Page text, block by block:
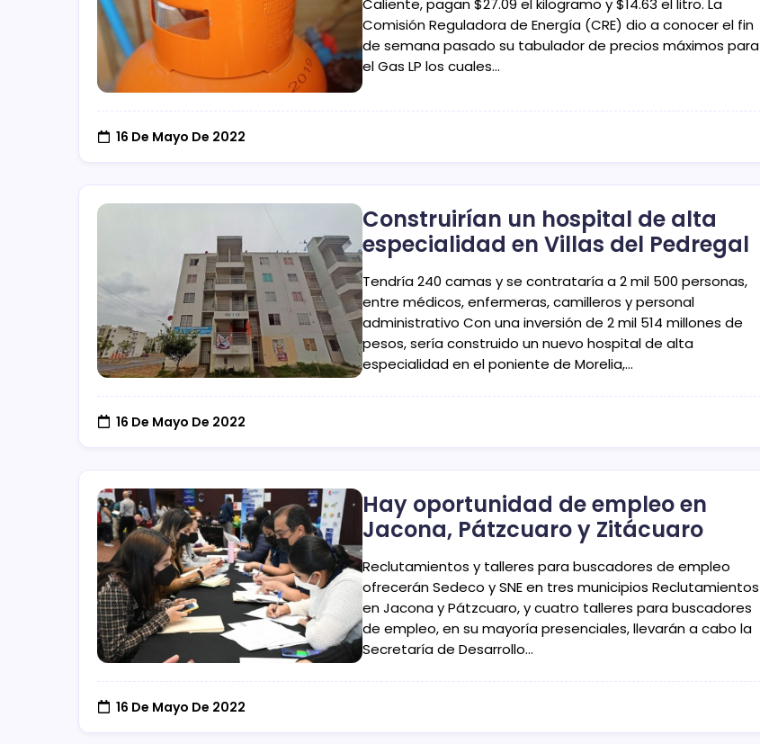
Caliente, pagan $27.09 el kilogramo y $14.63 el litro. La
Comisión Reguladora de Energía (CRE) dio a conocer el fin
de semana pasado su tabulador de precios máximos para
el Gas LP los cuales…
16 De Mayo De 2022
Construirían un hospital de alta
especialidad en Villas del Pedregal
Tendría 240 camas y se contrataría a 2 mil 500 personas,
entre médicos, enfermeras, camilleros y personal
administrativo Con una inversión de 2 mil 514 millones de
pesos, sería construido un nuevo hospital de alta
especialidad en el poniente de Morelia,…
16 De Mayo De 2022
Hay oportunidad de empleo en
Jacona, Pátzcuaro y Zitácuaro
Reclutamientos y talleres para buscadores de empleo
ofrecerán Sedeco y SNE en tres municipios Reclutamientos
en Jacona y Pátzcuaro, y cuatro talleres para buscadores
de empleo, en su mayoría presenciales, llevarán a cabo la
Secretaría de Desarrollo…
16 De Mayo De 2022